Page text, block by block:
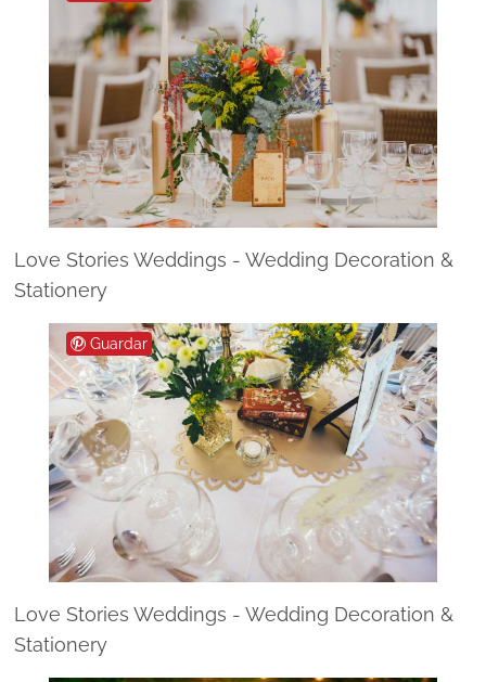
Love Stories Weddings - Wedding Decoration &
Stationery
Guardar
Love Stories Weddings - Wedding Decoration &
Stationery